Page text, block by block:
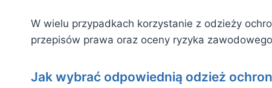
W wielu przypadkach korzystanie z odzieży
przepisów prawa oraz oceny ryzyka
Jak wybrać odpowiednią odzież